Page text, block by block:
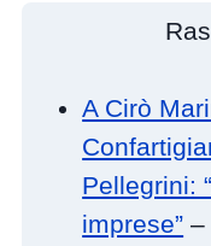
A Cirò
Pellegrini:
imprese” –